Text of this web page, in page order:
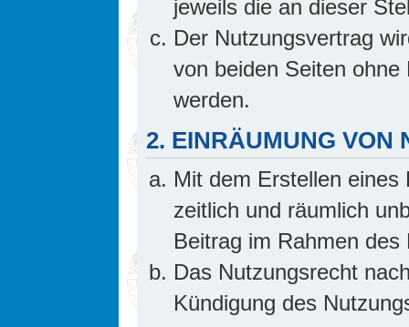
jeweils die an dieser
Der Nutzungsvertrag
von beiden Seiten
werden.
2. EINRÄUMUNG VON
Mit dem Erstellen
zeitlich und räumlich
Beitrag im Rahmen
Das Nutzungsrecht
Kündigung des